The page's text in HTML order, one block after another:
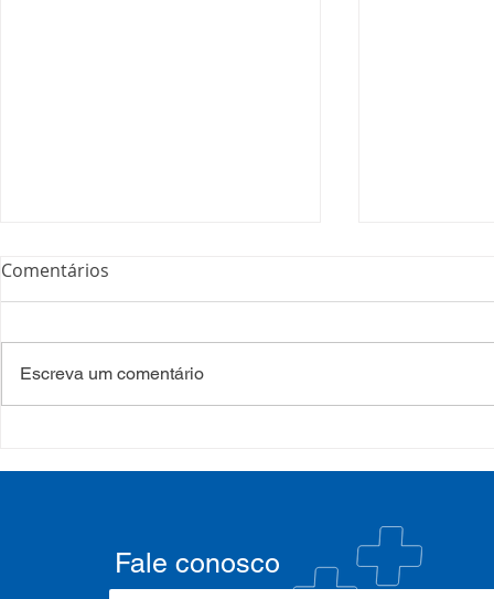
001/2022
Comentários
Escreva um comentário
Fale conosco